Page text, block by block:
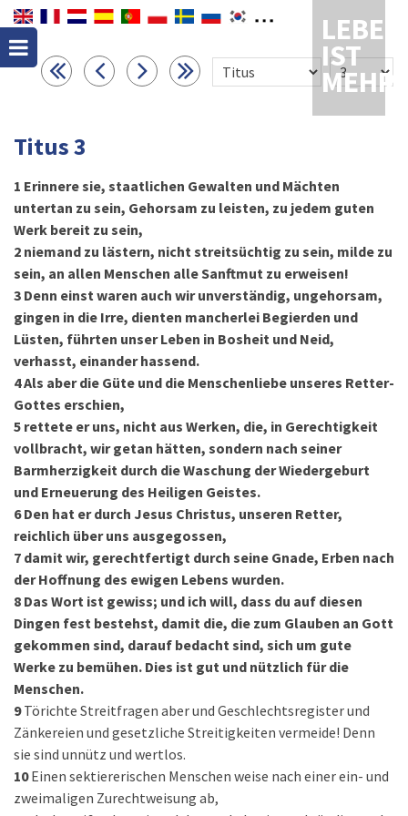
LEBEN
IST
MEHR
Titus 3
1 Erinnere sie, staatlichen Gewalten und Mächten
untertan zu sein, Gehorsam zu leisten, zu jedem guten
Werk bereit zu sein,
2 niemand zu lästern, nicht streitsüchtig zu sein, milde zu
sein, an allen Menschen alle Sanftmut zu erweisen!
3 Denn einst waren auch wir unverständig, ungehorsam,
gingen in die Irre, dienten mancherlei Begierden und
Lüsten, führten unser Leben in Bosheit und Neid,
verhasst, einander hassend.
4Als aber die Güte und die Menschenliebe unseres Retter-
Gottes erschien,
5 rettete er uns, nicht aus Werken, die, in Gerechtigkeit
vollbracht, wir getan hätten, sondern nach seiner
Barmherzigkeit durch die Waschung der Wiedergeburt
und Erneuerung des Heiligen Geistes.
6 Den hat er durch Jesus Christus, unseren Retter,
reichlich über uns ausgegossen,
7 damit wir, gerechtfertigt durch seine Gnade, Erben nach
der Hoffnung des ewigen Lebens wurden.
8 Das Wort ist gewiss; und ich will, dass du auf diesen
Dingen fest bestehst, damit die, die zum Glauben an Gott
gekommen sind, darauf bedacht sind, sich um gute
Werke zu bemühen. Dies ist gut und nützlich für die
Menschen.
9 Törichte Streitfragen aber und Geschlechtsregister und
Zänkereien und gesetzliche Streitigkeiten vermeide! Denn
sie sind unnütz und wertlos.
10 Einen sektiererischen Menschen weise nach einer ein- und
zweimaligen Zurechtweisung ab,